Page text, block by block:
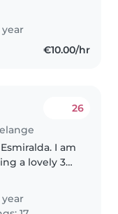
si vous
concernant
travail avec..
year
€10.00/hr
26
I am
a lovely 3
twins 2 years
games with
year